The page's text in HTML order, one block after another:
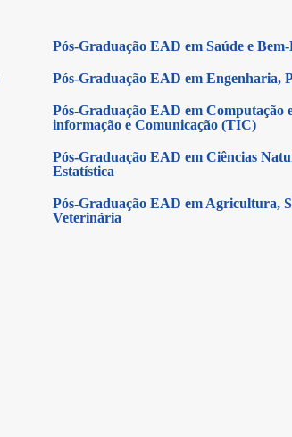
Pós-Graduação EAD em Saúde e
Pós-Graduação EAD em Engenharia,
Pós-Graduação EAD em Computação
informação e Comunicação (TIC)
Pós-Graduação EAD em Ciências
Estatística
Pós-Graduação EAD em Agricultura,
Veterinária